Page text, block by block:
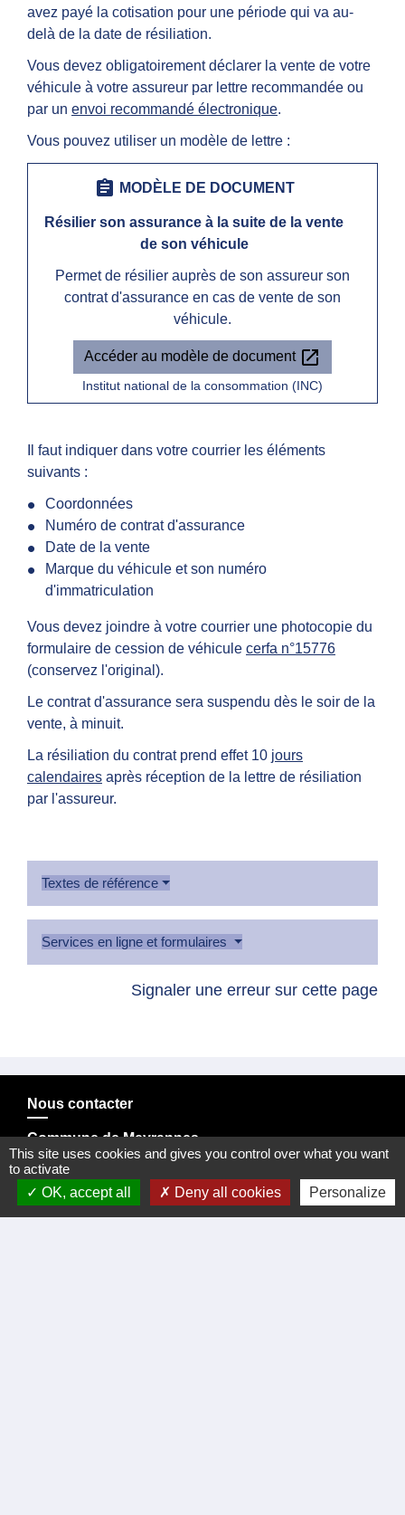
avez payé la cotisation pour une période qui va au-
delà de la date de résiliation.
Vous devez obligatoirement déclarer la vente de votre
véhicule à votre assureur par lettre recommandée ou
par un envoi recommandé électronique.
Vous pouvez utiliser un modèle de lettre :
assignment MODÈLE DE DOCUMENT
Résilier son assurance à la suite de la vente
de son véhicule
Permet de résilier auprès de son assureur son
contrat d'assurance en cas de vente de son
véhicule.
Accéder au modèle de document open_in_new
Institut national de la consommation (INC)
Il faut indiquer dans votre courrier les éléments
suivants :
Coordonnées
Numéro de contrat d'assurance
Date de la vente
Marque du véhicule et son numéro
d'immatriculation
Vous devez joindre à votre courrier une photocopie du
formulaire de cession de véhicule cerfa n°15776
(conservez l'original).
Le contrat d'assurance sera suspendu dès le soir de la
vente, à minuit.
La résiliation du contrat prend effet 10 jours
calendaires après réception de la lettre de résiliation
par l'assureur.
Textes de référence
Services en ligne et formulaires
Signaler une erreur sur cette page
Nous contacter
Commune de Meyrannes
2 rue Royal
30410 Meyrannes - FRANCE
Formulaire de contact
This site uses cookies and gives you control over what you want
to activate
OK, accept all
Deny all cookies Personalize